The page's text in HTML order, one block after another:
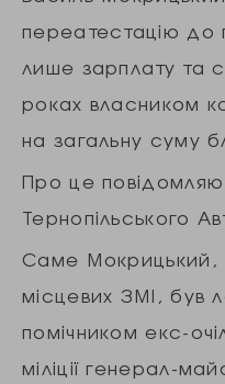
переатестацію до
лише зарплату та
роках власником
на загальну суму
Про це
Тернопільського
Саме Мокрицький,
місцевих ЗМІ, був
помічником екс-
міліції генерал-